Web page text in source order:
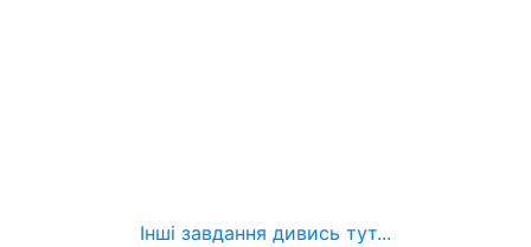
Інші завдання дивись тут...